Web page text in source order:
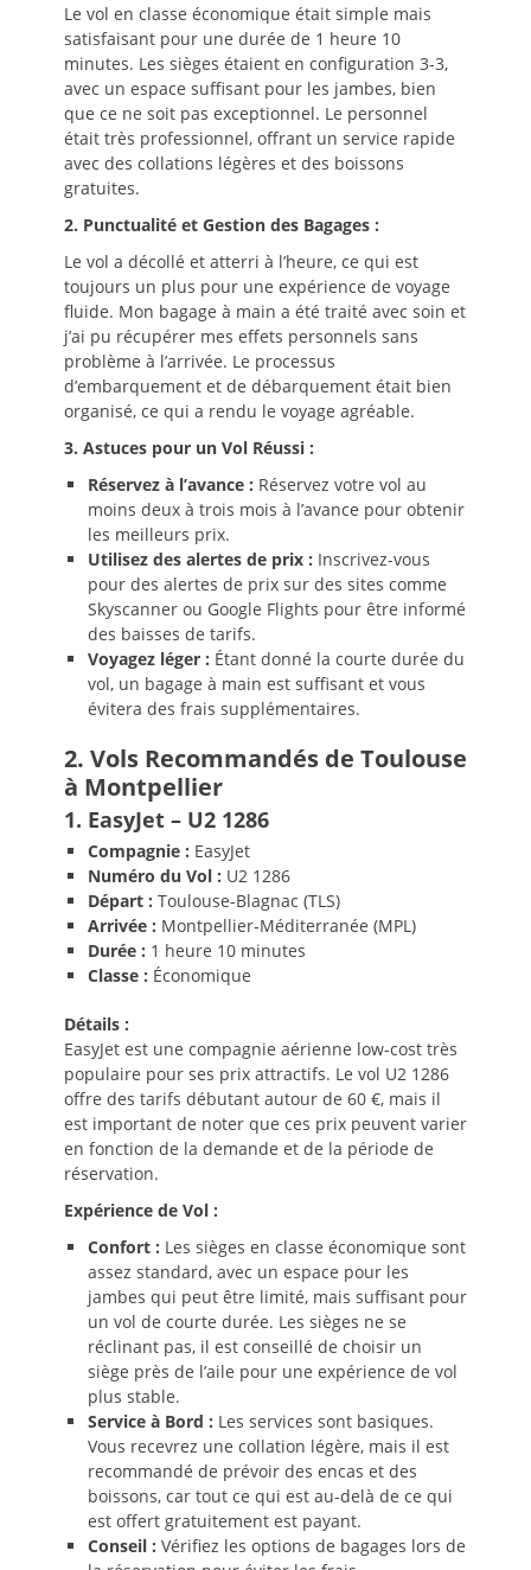
Le vol en classe économique était simple mais
satisfaisant pour une durée de 1 heure 10
minutes. Les sièges étaient en configuration 3-3,
avec un espace suffisant pour les jambes, bien
que ce ne soit pas exceptionnel. Le personnel
était très professionnel, offrant un service rapide
avec des collations légères et des boissons
gratuites.
2. Punctualité et Gestion des Bagages :
Le vol a décollé et atterri à l’heure, ce qui est
toujours un plus pour une expérience de voyage
fluide. Mon bagage à main a été traité avec soin et
j’ai pu récupérer mes effets personnels sans
problème à l’arrivée. Le processus
d’embarquement et de débarquement était bien
organisé, ce qui a rendu le voyage agréable.
3. Astuces pour un Vol Réussi :
Réservez à l’avance : Réservez votre vol au
moins deux à trois mois à l’avance pour obtenir
les meilleurs prix.
Utilisez des alertes de prix : Inscrivez-vous
pour des alertes de prix sur des sites comme
Skyscanner ou Google Flights pour être informé
des baisses de tarifs.
Voyagez léger : Étant donné la courte durée du
vol, un bagage à main est suffisant et vous
évitera des frais supplémentaires.
2. Vols Recommandés de Toulouse
à Montpellier
1. EasyJet – U2 1286
Compagnie : EasyJet
Numéro du Vol : U2 1286
Départ : Toulouse-Blagnac (TLS)
Arrivée : Montpellier-Méditerranée (MPL)
Durée : 1 heure 10 minutes
Classe : Économique
Détails :
EasyJet est une compagnie aérienne low-cost très
populaire pour ses prix attractifs. Le vol U2 1286
offre des tarifs débutant autour de 60 €, mais il
est important de noter que ces prix peuvent varier
en fonction de la demande et de la période de
réservation.
Expérience de Vol :
Confort : Les sièges en classe économique sont
assez standard, avec un espace pour les
jambes qui peut être limité, mais suffisant pour
un vol de courte durée. Les sièges ne se
réclinant pas, il est conseillé de choisir un
siège près de l’aile pour une expérience de vol
plus stable.
Service à Bord : Les services sont basiques.
Vous recevrez une collation légère, mais il est
recommandé de prévoir des encas et des
boissons, car tout ce qui est au-delà de ce qui
est offert gratuitement est payant.
Conseil : Vérifiez les options de bagages lors de